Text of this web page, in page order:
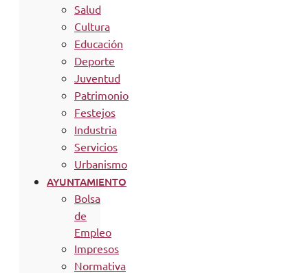
Salud
Cultura
Educación
Deporte
Juventud
Patrimonio
Festejos
Industria
Servicios
Urbanismo
AYUNTAMIENTO
Bolsa
de
Empleo
Impresos
Normativa